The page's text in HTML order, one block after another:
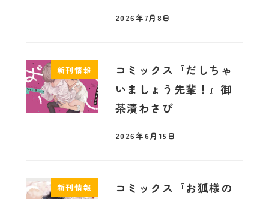
2026年7月8日
新刊情報
コミックス『だしちゃ
いましょう先輩！』御
茶漬わさび
2026年6月15日
新刊情報
コミックス『お狐様の